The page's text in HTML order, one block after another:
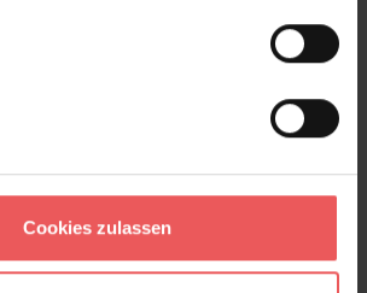
Cookies zulassen